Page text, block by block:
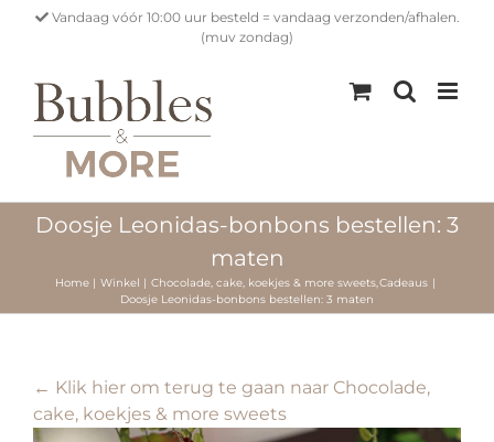
Vandaag vóór 10:00 uur besteld = vandaag verzonden/afhalen.
(muv zondag)
Doosje Leonidas-bonbons bestellen: 3
maten
Home Winkel Chocolade, cake, koekjes & more sweets Cadeaus
Doosje Leonidas-bonbons bestellen: 3 maten
← Klik hier om terug te gaan naar Chocolade,
cake, koekjes & more sweets